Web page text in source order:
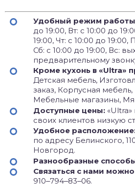
Удобный режим работы
до 19:00, Вт: с 10:00 до
19:00, Чт: с 10:00 до 19:00,
Сб: с 10:00 до 19:00, Вс:
предварительному
Кроме кухонь в «Ultra»
Детская мебель,
заказ, Корпусная
Мебельные магазины,
Доступные цены:
своих клиентов низкую
Удобное
по адресу Белинского,
Новгород.
Разнообразные
Связаться с нами
910‒794‒83‒06.